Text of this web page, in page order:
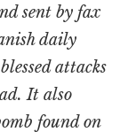
sent by fax
daily
attacks
It also
found on